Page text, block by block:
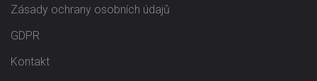
Zásady ochrany osobních údajů
GDPR
Kontakt